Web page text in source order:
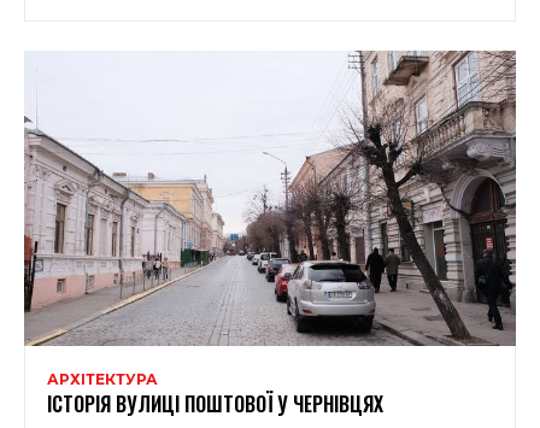
АРХІТЕКТУРА
ІСТОРІЯ ВУЛИЦІ ПОШТОВОЇ У ЧЕРНІВЦЯХ